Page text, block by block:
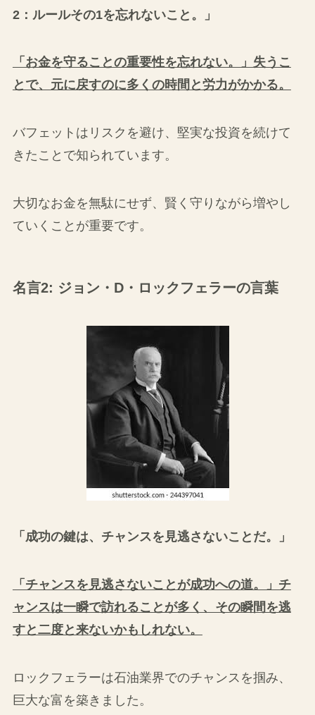
2：ルールその1を忘れないこと。」
「お金を守ることの重要性を忘れない。」失うこ
とで、元に戻すのに多くの時間と労力がかかる。
バフェットはリスクを避け、堅実な投資を続けて
きたことで知られています。
大切なお金を無駄にせず、賢く守りながら増やし
ていくことが重要です。
名言2: ジョン・D・ロックフェラーの言葉
「成功の鍵は、チャンスを見逃さないことだ。」
「チャンスを見逃さないことが成功への道。」チ
ャンスは一瞬で訪れることが多く、その瞬間を逃
すと二度と来ないかもしれない。
ロックフェラーは石油業界でのチャンスを掴み、
巨大な富を築きました。